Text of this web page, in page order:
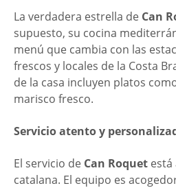
La verdadera estrella de Can
supuesto, su cocina
menú que cambia con las
frescos y locales de la Costa
de la casa incluyen platos
marisco fresco.
Servicio atento y
El servicio de Can Roquet está
catalana. El equipo es